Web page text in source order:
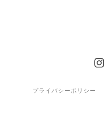
プライバシーポリシー